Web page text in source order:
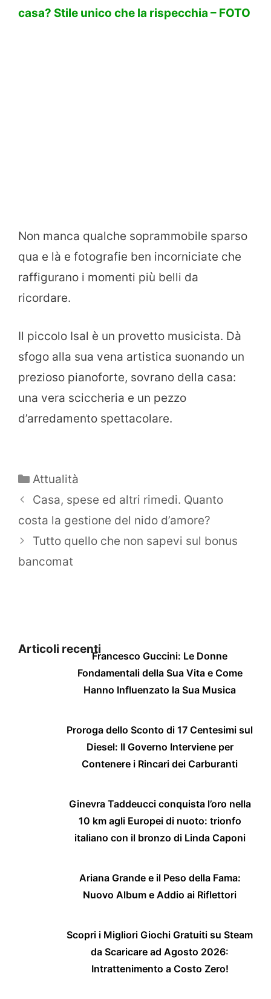
casa? Stile unico che la rispecchia – FOTO
Non manca qualche soprammobile sparso
qua e là e fotografie ben incorniciate che
raffigurano i momenti più belli da
ricordare.
Il piccolo Isal è un provetto musicista. Dà
sfogo alla sua vena artistica suonando un
prezioso pianoforte, sovrano della casa:
una vera sciccheria e un pezzo
d’arredamento spettacolare.
Categorie
Attualità
Casa, spese ed altri rimedi. Quanto
costa la gestione del nido d’amore?
Tutto quello che non sapevi sul bonus
bancomat
Articoli recentiFrancesco Guccini: Le Donne
Fondamentali della Sua Vita e Come
Hanno Influenzato la Sua Musica
Proroga dello Sconto di 17 Centesimi sul
Diesel: Il Governo Interviene per
Contenere i Rincari dei Carburanti
Ginevra Taddeucci conquista l’oro nella
10 km agli Europei di nuoto: trionfo
italiano con il bronzo di Linda Caponi
Ariana Grande e il Peso della Fama:
Nuovo Album e Addio ai Riflettori
Scopri i Migliori Giochi Gratuiti su Steam
da Scaricare ad Agosto 2026:
Intrattenimento a Costo Zero!